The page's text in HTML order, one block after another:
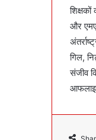
और
गिल,
संजीव